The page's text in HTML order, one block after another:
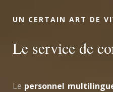
UN CERTAIN ART DE
Le service de
Le personnel